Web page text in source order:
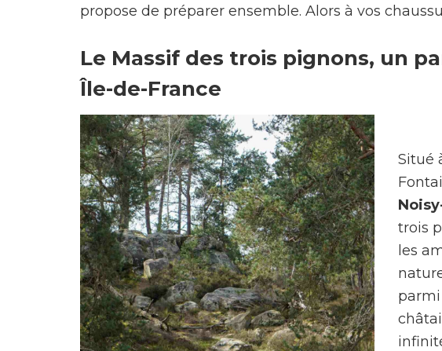
propose de préparer ensemble. Alors à vos
Le Massif des trois pignons, un
Île-de-France
Situé
trois
les